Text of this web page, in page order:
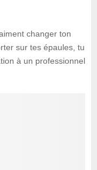
changer ton
sur tes épaules, tu
à un professionnel